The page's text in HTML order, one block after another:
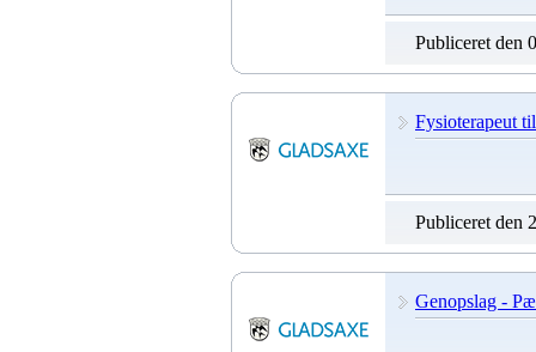
Publiceret den
Fysioterapeut
Publiceret den
Genopslag -